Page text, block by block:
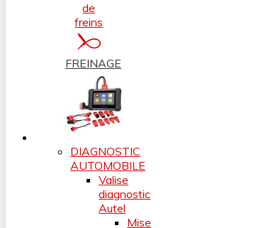
de
freins
FREINAGE
DIAGNOSTIC
AUTOMOBILE
Valise
diagnostic
Autel
Mise